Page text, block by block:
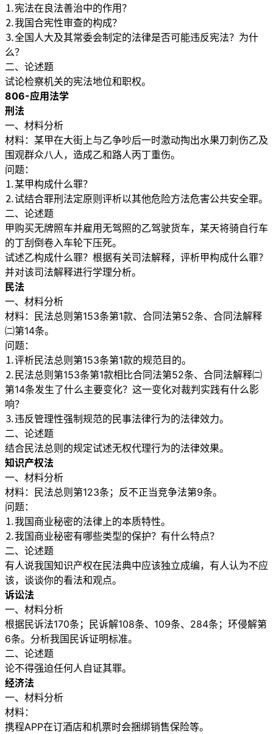
⒈宪法在良法善治中的作用？
⒉我国合宪性审查的构成？
⒊全国人大及其常委会制定的法律是否可能违反宪法？为什
么？
二、论述题
试论检察机关的宪法地位和职权。
806-应用法学
刑法
一、材料分析
材料：某甲在大街上与乙争吵后一时激动掏出水果刀刺伤乙及
围观群众八人，造成乙和路人丙丁重伤。
问题：
⒈某甲构成什么罪？
⒉试结合罪刑法定原则评析以其他危险方法危害公共安全罪。
二、论述题
甲购买无牌照车并雇用无驾照的乙驾驶货车，某天将骑自行车
的丁刮倒卷入车轮下压死。
试述乙构成什么罪？根据有关司法解释，评析甲构成什么罪？
并对该司法解释进行学理分析。
民法
一、材料分析
材料：民法总则第153条第1款、合同法第52条、合同法解释
㈡第14条。
问题：
⒈评析民法总则第153条第1款的规范目的。
⒉民法总则第153条第1款相比合同法第52条、合同法解释㈡
第14条发生了什么主要变化？这一变化对裁判实践有什么影
响？
⒊违反管理性强制规范的民事法律行为的法律效力。
二、论述题
结合民法总则的规定试述无权代理行为的法律效果。
知识产权法
一、材料分析
材料：民法总则第123条；反不正当竞争法第9条。
问题：
⒈我国商业秘密的法律上的本质特性。
⒉我国商业秘密有哪些类型的保护？有什么特点？
二、论述题
有人说我国知识产权在民法典中应该独立成编，有人认为不应
该，谈谈你的看法和观点。
诉讼法
一、材料分析
根据民诉法170条；民诉解108条、109条、284条；环侵解第
6条。分析我国民诉证明标准。
二、论述题
论不得强迫任何人自证其罪。
经济法
一、材料分析
材料：
携程APP在订酒店和机票时会捆绑销售保险等。